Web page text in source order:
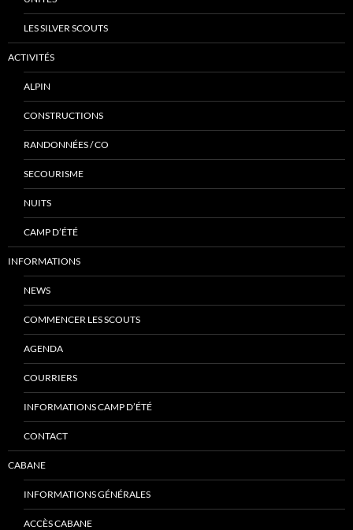
LES SILVER SCOUTS
ACTIVITÉS
ALPIN
CONSTRUCTIONS
RANDONNÉES / CO
SECOURISME
NUITS
CAMP D’ÉTÉ
INFORMATIONS
NEWS
COMMENCER LES SCOUTS
AGENDA
COURRIERS
INFORMATIONS CAMP D’ÉTÉ
CONTACT
CABANE
INFORMATIONS GÉNÉRALES
ACCÈS CABANE